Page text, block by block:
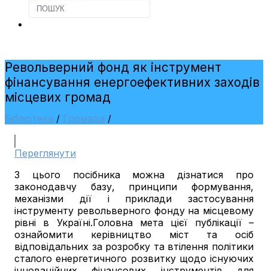
Револьверний фонд як інструмент
фінансування енергоефективних заходів
місцевих громад
Бібліотека / Громада /
Переглянути
З цього посібника можна дізнатися про
законодавчу базу, принципи формування,
механізми дії і приклади застосування
інструменту револьверного фонду на місцевому
рівні в Україні.Головна мета цієї публікації –
ознайомити керівництво міст та осіб
відповідальних за розробку та втілення політики
сталого енергетичного розвитку щодо існуючих